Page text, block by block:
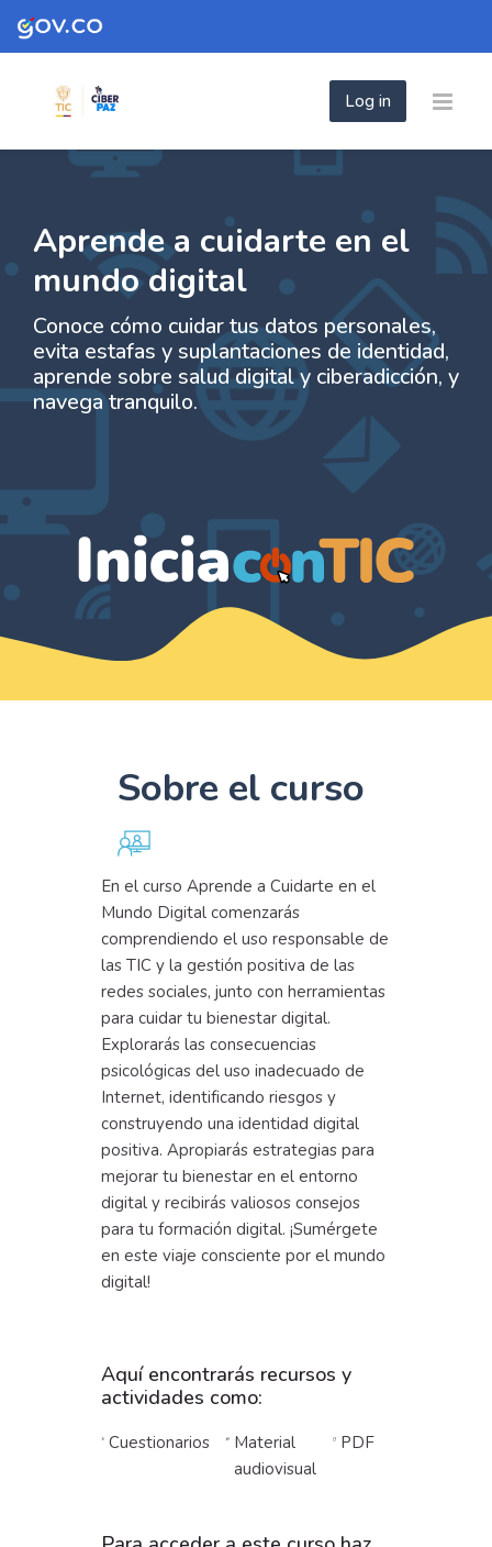
Skip to navigation
Skip to login form
Skip to footer
Skip to main content
Log in
- Aprende a cuidarte en el mundo
Home
- Aprende a cuidarte en el mundo digital
- Aprende a cuidarte en el mundo digital
Aprende a cuidarte en el
mundo digital
Conoce cómo cuidar tus datos personales,
evita estafas y suplantaciones de identidad,
aprende sobre salud digital y ciberadicción, y
navega tranquilo.
Sobre el curso
En el curso Aprende a Cuidarte en el
Mundo Digital comenzarás
comprendiendo el uso responsable de
las TIC y la gestión positiva de las
redes sociales, junto con herramientas
para cuidar tu bienestar digital.
Explorarás las consecuencias
psicológicas del uso inadecuado de
Internet, identificando riesgos y
construyendo una identidad digital
positiva. Apropiarás estrategias para
mejorar tu bienestar en el entorno
digital y recibirás valiosos consejos
para tu formación digital. ¡Sumérgete
en este viaje consciente por el mundo
digital!
Aquí encontrarás recursos y
actividades como:
Cuestionarios
Material
audiovisual
PDF